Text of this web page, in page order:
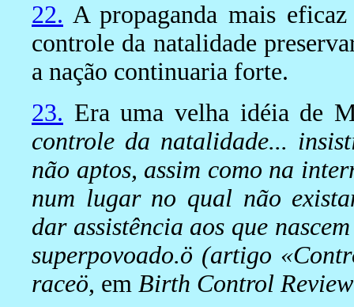
22. A propaganda mais
controle da natalidade
a nação continuaria forte.
23. Era uma velha idéia de
controle da natalidade...
não aptos, assim como na
num lugar no qual não
dar assistência aos que
superpovoado.ö (artigo
raceö, em Birth Control Review